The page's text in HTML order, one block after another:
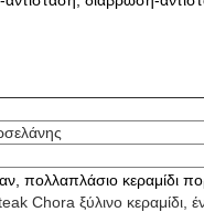
πολλαπλάσιο κεραμίδι
Chora ξύλινο κεραμίδι,